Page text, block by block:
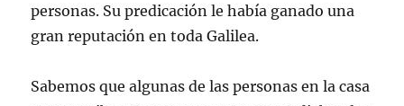
personas. Su predicación le había ganado una
gran reputación en toda Galilea.
Sabemos que algunas de las personas en la casa